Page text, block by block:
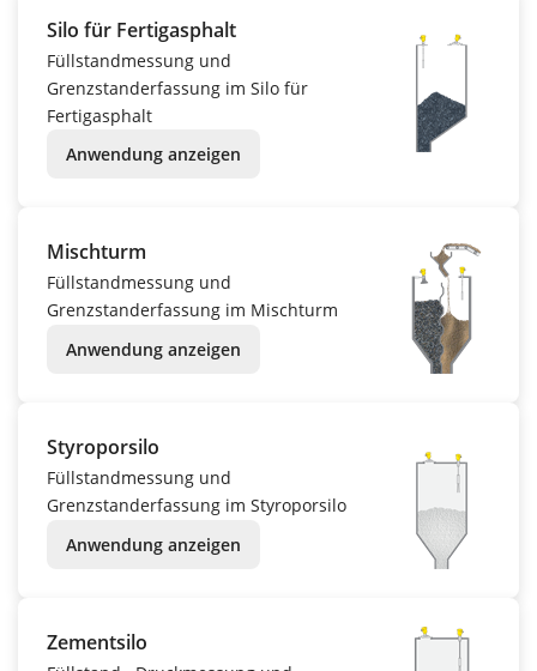
Silo für Fertigasphalt
Füllstandmessung und
Grenzstanderfassung im Silo für
Fertigasphalt
Anwendung anzeigen
Mischturm
Füllstandmessung und
Grenzstanderfassung im Mischturm
Anwendung anzeigen
Styroporsilo
Füllstandmessung und
Grenzstanderfassung im Styroporsilo
Anwendung anzeigen
Zementsilo